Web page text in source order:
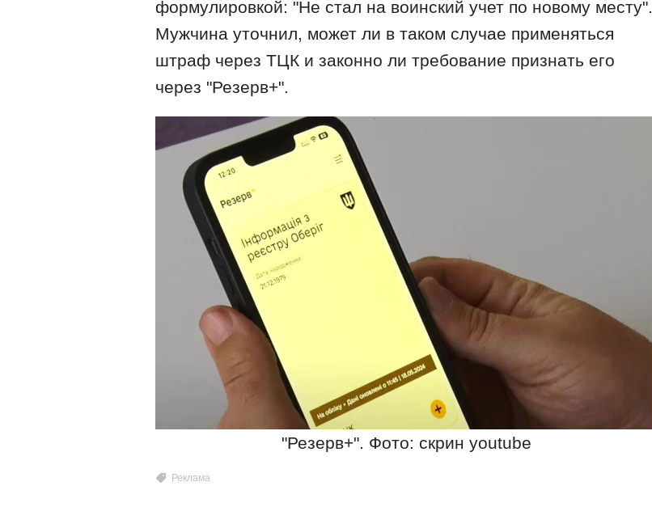
формулировкой: "Не стал на воинский учет по новому месту".
Мужчина уточнил, может ли в таком случае применяться
штраф через ТЦК и законно ли требование признать его
через "Резерв+".
"Резерв+". Фото: скрин youtube